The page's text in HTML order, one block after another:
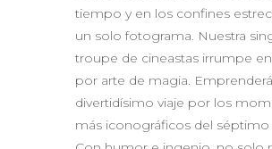
tiempo y en los confines
un solo fotograma. Nuestra
troupe de cineastas irrumpe
por arte de magia.
divertidísimo viaje por los
más iconográficos del séptimo